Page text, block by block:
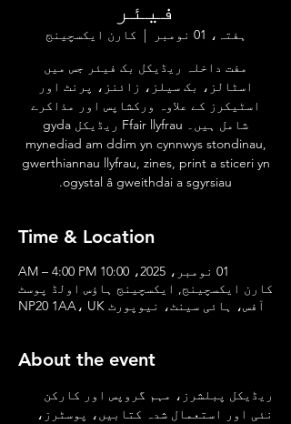
فیئر
ہفتہ، 01 نومبر
  |
کارن ایکسچینج
مفت داخلہ ریڈیکل بک فیئر جس میں
اسٹالز، بک سیلز، زائنز، پرنٹ اور
اسٹیکرز کے علاوہ ورکشاپس اور مذاکرے
شامل ہیں۔ Ffair llyfrau ریڈیکل gyda
mynediad am ddim yn cynnwys stondinau,
gwerthiannau llyfrau, zines, print a sticeri yn
ogystal â gweithdai a sgyrsiau.
Time & Location
01 نومبر، 2025، 10:00 AM – 4:00 PM
کارن ایکسچینج, ایکسچینج ہاؤس اولڈ پوسٹ
آفس، ہائی سینٹ، نیوپورٹ NP20 1AA، UK
About the event
ریڈیکل پبلشرز، مہم گروپس اور کارکن
نئی اور استعمال شدہ کتابیں، پوسٹرز،